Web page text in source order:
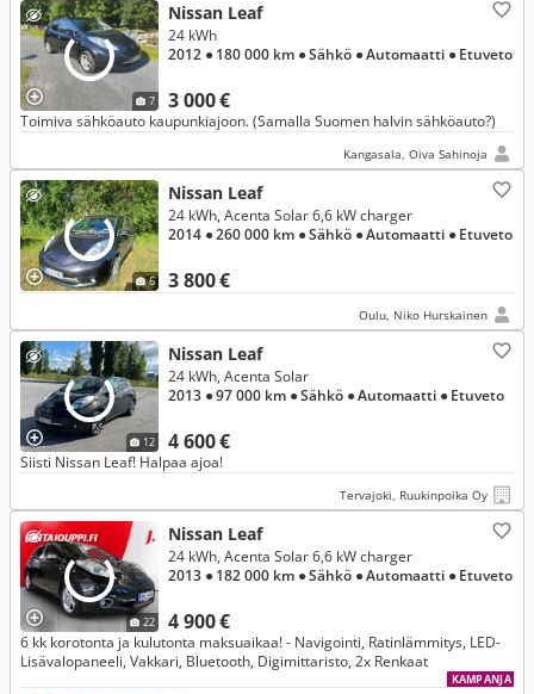
7
Nissan Leaf
3 000 €
24 kWh
2012 ● 180 000 km ● Sähkö ● Automaatti ● Etuveto
Toimiva sähköauto kaupunkiajoon. (Samalla Suomen halvin sähköauto?)
Kangasala, Oiva Sahinoja
6
Nissan Leaf
3 800 €
24 kWh, Acenta Solar 6,6 kW charger
2014 ● 260 000 km ● Sähkö ● Automaatti ● Etuveto
Oulu, Niko Hurskainen
12
Nissan Leaf
4 600 €
24 kWh, Acenta Solar
2013 ● 97 000 km ● Sähkö ● Automaatti ● Etuveto
Siisti Nissan Leaf! Halpaa ajoa!
Tervajoki, Ruukinpoika Oy
22
Nissan Leaf
4 900 €
24 kWh, Acenta Solar 6,6 kW charger
2013 ● 182 000 km ● Sähkö ● Automaatti ● Etuveto
6 kk korotonta ja kulutonta maksuaikaa! - Navigointi, Ratinlämmitys, LED-
Lisävalopaneeli, Vakkari, Bluetooth, Digimittaristo, 2x Renkaat
KAMPANJA